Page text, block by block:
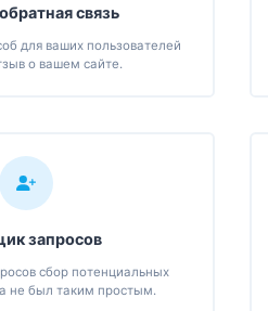
связь
для ваших пользователей
о вашем сайте.
запросов
сбор потенциальных
не был таким простым.